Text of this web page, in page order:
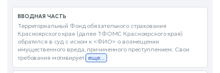
ВВОДНАЯ ЧАСТЬ
Территориальный Фонд обязательного страхования
Красноярского края (далее ТФОМС Красноярского края)
обратился в суд с иском к <ФИО> о возмещении
имущественного вреда, причиненного преступлением. Свои
требования мотивирует еще...